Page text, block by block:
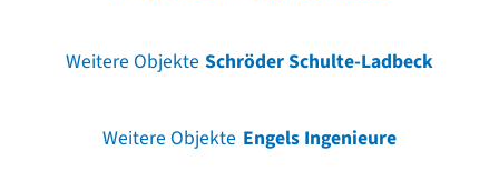
Weitere Objekte Schröder Schulte-Ladbeck
Weitere Objekte Engels Ingenieure